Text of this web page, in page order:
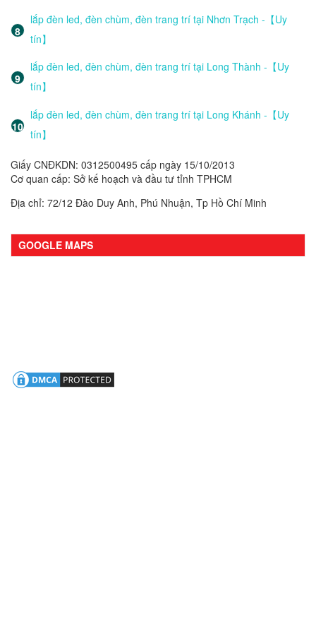
lắp đèn led, đèn chùm, đèn trang trí tại Nhơn Trạch -【Uy
tín】
lắp đèn led, đèn chùm, đèn trang trí tại Long Thành -【Uy
tín】
lắp đèn led, đèn chùm, đèn trang trí tại Long Khánh -【Uy
tín】
Giấy CNĐKDN: 0312500495 cấp ngày 15/10/2013
Cơ quan cấp: Sở kế hoạch và đầu tư tỉnh TPHCM
Địa chỉ: 72/12 Đào Duy Anh, Phú Nhuận, Tp Hồ Chí Minh
GOOGLE MAPS